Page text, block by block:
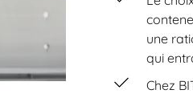
une
qui
Chez